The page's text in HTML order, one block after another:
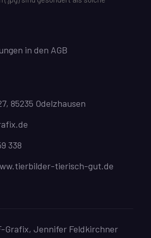
in den AGB
85235 Odelzhausen
338
tierisch-gut.de
Grafix, Jennifer Feldkirchner